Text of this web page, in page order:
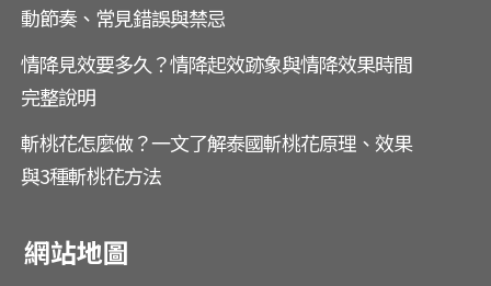
動節奏、常見錯誤與禁忌
情降見效要多久？情降起效跡象與情降效果時間
完整說明
斬桃花怎麼做？一文了解泰國斬桃花原理、效果
與3種斬桃花方法
網站地圖